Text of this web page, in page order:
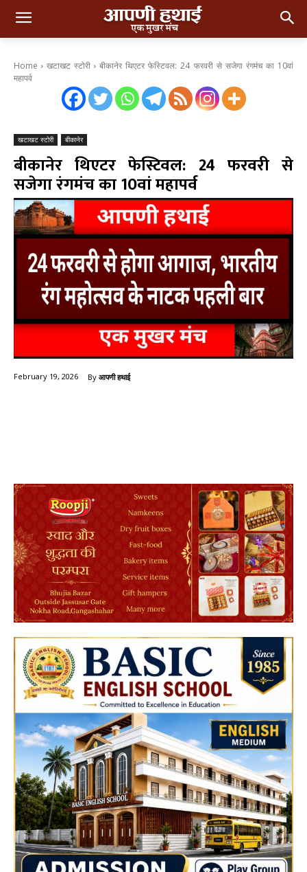
Home खटाखट स्टोरी
बीकानेर थिएटर फेस्टिवल: 24 फरवरी से सजेगा रंगमंच का 10वां
महापर्व
खटाखट स्टोरी बीकानेर
बीकानेर थिएटर फेस्टिवल: 24 फरवरी से
सजेगा रंगमंच का 10वां महापर्व
February 19, 2026 By आपणी हथाई